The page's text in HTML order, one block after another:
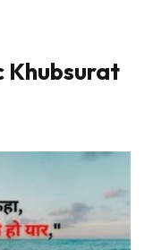
Khubsurat